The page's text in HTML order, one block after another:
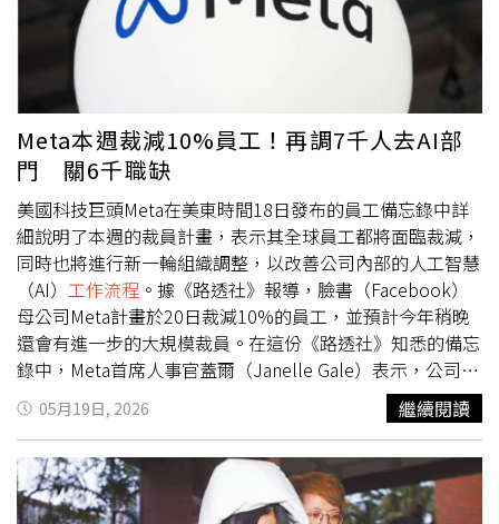
Laboratory 是一家總部位於美國加州、並通過 CLIA 認證的
分子診斷及細胞病理學實驗室。公司專注於 AI 輔助影像、
液態切片技術及精準腫瘤診斷，旨在支持更早期的癌症檢測
與預防醫療健康。Dr PAIN（Wankang Medical Group）–
整合型復健生態系Dr PAIN 在臺灣、香港及中國營運，透過
不斷擴展的診所網絡，提供多學科復健及疼痛管理服務，整
合物理治療、脊骨神經醫學服務、中醫（TCM）及 AI 賦能
診斷。這些公司共同構成一套相互連結的醫療健康基礎設
施，旨在支持病患橫跨完整醫療健康旅程 – 從初步篩檢與預
測式診斷，到 AI 引導照護管理、個人化介入、臨床驗證，
以及透過與保險公司合作建立的整合型給付模式。新投資管
線與策略性擴張，作為下一階段成長的一部分，LIPH AG 正
準備引入第二批分布於亞洲及歐洲的策略性醫療健康與科技
資產，涵蓋預防照護診所、美容診所、醫療健康平台，以及
生物科技與醫療產品業務。這九項擬議資產合計 EBITDA 介
於 5,000 萬至 6,000 萬歐元之間，主要來自二〇二五財政年
度，反映計畫擴張投資組合的規模及盈利潛力。本次計畫擴
張中的首項資產，是擬收購日本公司 Funnel Ad Inc. 的全部
股份，預估收購價格約為 4,800萬歐元。LIPH AG 相信，醫
案分紅進帳；偏財運同樣不遑多讓，過去佈局的不動產、小
坪數公寓會迎來明顯的增值，不管是出租還是出售都能拿到
超出預期的收益，副業也會從賺零用錢變成穩定的被動收
入。天蠍座：精準投資封神，精準抓到趨勢默默發大財天蠍
座是下半年12星座裡的偏財天花板，木星加持偏財宮，讓妳
的洞察力和投資敏銳度直接拉滿。上半年默默蟄伏佈局的長
線投資，下半年會迎來噴發式回報，甚至會因為看準小眾市
場的輕資產創業或股權投資，拿到遠超常人的收益；在職場
上，妳的人脈資源全面變現，行業話語權拉滿，正財收入直
接從賺辛苦錢變成系統化躺賺，那些別人不知道的賺錢內幕
商機，都能被妳精準轉化為真金白銀。（圖／取自
PEXELS）摩羯座：專業能力全面兌現，細水長流實現被動
收入摩羯座在2026下半年終於擺脫了過去三年的壓抑，土
星徹底離開命宮，迎來真正的收穫年！妳在專業領域裡的深
耕和積累會一次性兌現，不僅能拿到業界龍頭企業的高薪邀
約，擔任技術研發或管理要職，還能享有豐厚的專案分紅；
偏財方面，摩羯座向來追求的細水長流也有了回報，之前在
資產配置、定期定額或專利版權上的佈局，會像滾雪球一樣
帶來穩定的被動收入，真正實現錢生錢。（圖／取自
Meta本週裁減10%員工！再調7千人去AI部
門 關6千職缺
美國科技巨頭Meta在美東時間18日發布的員工備忘錄中詳
細說明了本週的裁員計畫，表示其全球員工都將面臨裁減，
同時也將進行新一輪組織調整，以改善公司內部的人工智慧
（AI） 工作流程 。據《路透社》報導，臉書（Facebook）
母公司Meta計畫於20日裁減10%的員工，並預計今年稍晚
還會有進一步的大規模裁員。在這份《路透社》知悉的備忘
錄中，Meta首席人事官蓋爾（Janelle Gale）表示，公司計
畫將7,000名員工轉調至與AI
相關的新計畫，並裁
撤管理職位，此外，「許多領導人還將宣布組織架構調
整。」蓋爾寫道：「當組織領導人推動這些變革時，許多人
已經將AI原生設計原則納入新的組織結構。我們現在已經進
入一個階段，許多組織可以以更扁平的結構運作，形成更小
05月19日, 2026 繼續閱讀